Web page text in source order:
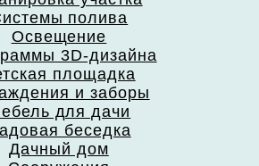
полива
Освещение
3D-дизайна
площадка
и заборы
для дачи
беседка
Дачный дом